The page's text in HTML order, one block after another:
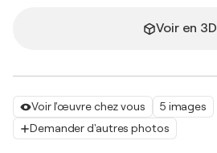
Voir l'œuvre chez vous
5 images
Demander d'autres photos
Voir en 3D